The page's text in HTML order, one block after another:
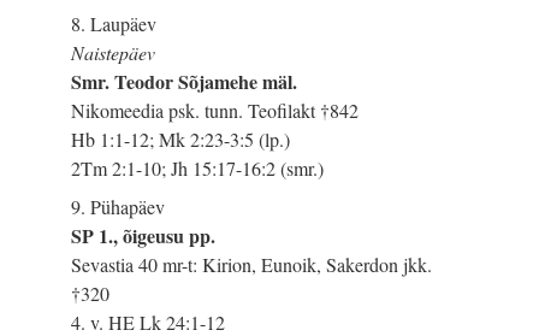
8. Laupäev
Naistepäev
Smr. Teodor Sõjamehe mäl.
Nikomeedia psk. tunn. Teofilakt †842
Hb 1:1-12; Mk 2:23-3:5 (lp.)
2Tm 2:1-10; Jh 15:17-16:2 (smr.)
9. Pühapäev
SP 1., õigeusu pp.
Sevastia 40 mr-t: Kirion, Eunoik, Sakerdon jkk.
†320
4. v. HE Lk 24:1-12